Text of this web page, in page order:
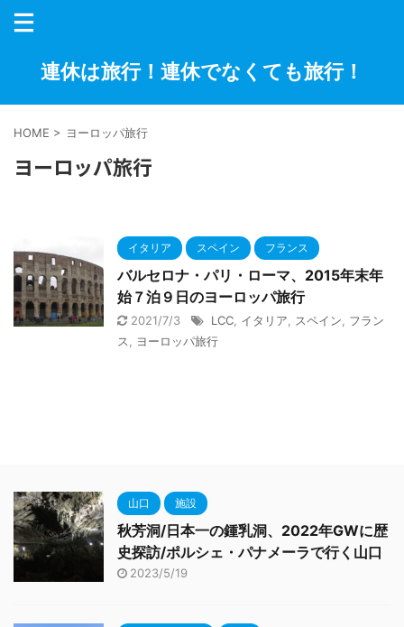
連休は旅行！連休でなくても旅行！
HOME > ヨーロッパ旅行
ヨーロッパ旅行
イタリア スペイン フランス
バルセロナ・パリ・ローマ、2015年末年
始７泊９日のヨーロッパ旅行
2021/7/3 LCC イタリア スペイン
フラン
ス
ヨーロッパ旅行
山口 施設
秋芳洞/日本一の鍾乳洞、2022年GWに歴
史探訪/ポルシェ・パナメーラで行く山口
2023/5/19